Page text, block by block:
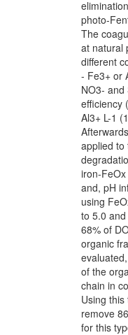
photo-
The
at natural
different
- Fe3+ or
NO3-
efficiency
Al3+ L-1
applied to
iron-
and, pH
using
to 5.0
68% of
organic
of the
chain in
Using
remove
for this